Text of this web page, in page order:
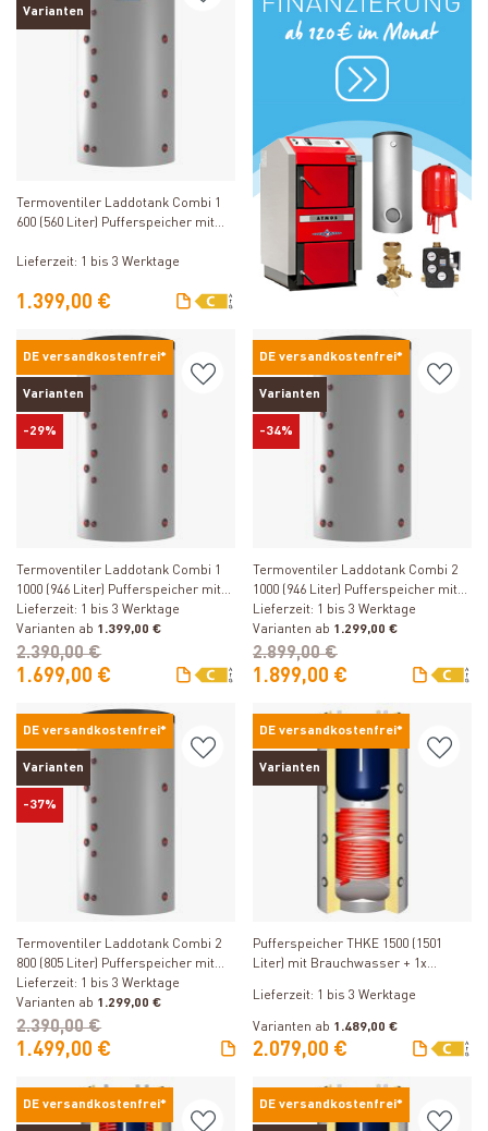
Varianten
Produkt ansehen
Termoventiler Laddotank Combi 1
600 (560 Liter) Pufferspeicher mit
Lieferzeit: 1 bis 3 Werktage
1.399,00 €
DE versandkostenfrei*
Varianten
-29%
Produkt ansehen
Termoventiler Laddotank Combi 1
1000 (946 Liter) Pufferspeicher mit
Brauchwasser
Lieferzeit: 1 bis 3 Werktage
Varianten ab 1.399,00 €
1.699,00 €
2.390,00 €
DE versandkostenfrei*
Varianten
-34%
Produkt ansehen
Termoventiler Laddotank Combi 2
1000 (946 Liter) Pufferspeicher mit
Brauchwasser und 1
Solarwärmetauscher
Lieferzeit: 1 bis 3 Werktage
Varianten ab 1.299,00 €
1.899,00 €
2.899,00 €
DE versandkostenfrei*
Varianten
-37%
Produkt ansehen
Termoventiler Laddotank Combi 2
800 (805 Liter) Pufferspeicher mit
Brauchwasser und 1
Solarwärmetauscher
Lieferzeit: 1 bis 3 Werktage
Varianten ab 1.299,00 €
1.499,00 €
2.390,00 €
DE versandkostenfrei*
Varianten
Produkt ansehen
Pufferspeicher THKE 1500 (1501
Liter) mit Brauchwasser + 1x
Lieferzeit: 1 bis 3 Werktage
Varianten ab 1.489,00 €
2.079,00 €
DE versandkostenfrei* DE versandkostenfrei*